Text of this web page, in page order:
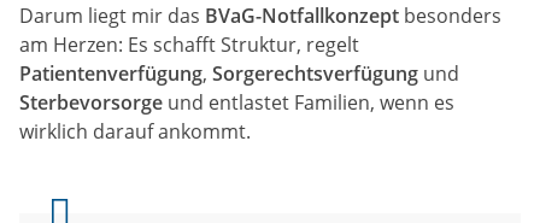
Darum liegt mir das BVaG-Notfallkonzept besonders
am Herzen: Es schafft Struktur, regelt
Patientenverfügung, Sorgerechtsverfügung und
Sterbevorsorge und entlastet Familien, wenn es
wirklich darauf ankommt.